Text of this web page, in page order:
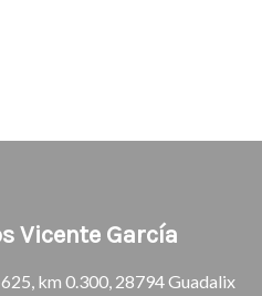
Vicente García
km 0.300, 28794 Guadalix